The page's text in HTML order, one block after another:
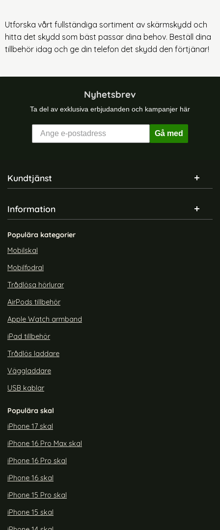
Utforska vårt fullständiga sortiment av skärmskydd och
hitta det skydd som bäst passar dina behov. Beställ dina
tillbehör idag och ge din telefon det skydd den förtjänar!
Nyhetsbrev
Ta del av exklusiva erbjudanden och kampanjer här
Gå med
Sidfot Blandad info och länkar
Kundtjänst
Information
Populära kategorier
Mobilskal
Mobilfodral
Trådlösa hörlurar
AirPods tillbehör
Apple Watch armband
iPad tillbehör
Trådlös laddare
Väggladdare
USB kablar
Populära skal
iPhone 17 skal
iPhone 16 Pro Max skal
iPhone 16 Pro skal
iPhone 16 skal
iPhone 15 Pro skal
iPhone 15 skal